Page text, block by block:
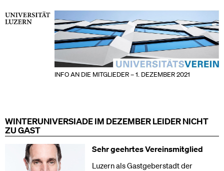
INFO AN DIE MITGLIEDER – 1. DEZEMBER 2021
WINTERUNIVERSIADE IM DEZEMBER LEIDER NICHT
ZU GAST
Sehr geehrtes Vereinsmitglied
Luzern als Gastgeberstadt der